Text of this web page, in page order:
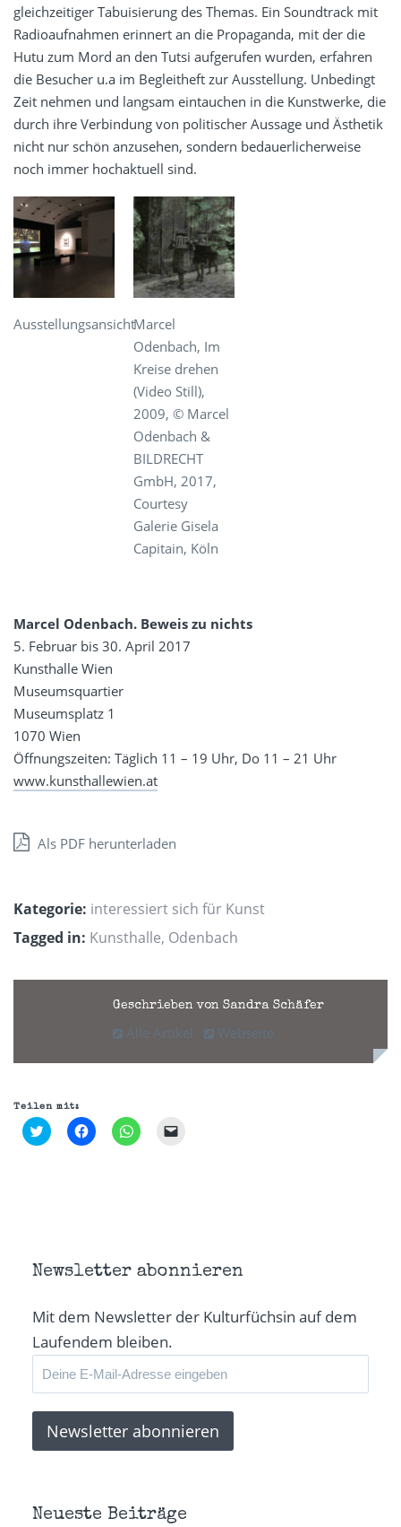
gleichzeitiger Tabuisierung des Themas. Ein Soundtrack mit
Radioaufnahmen erinnert an die Propaganda, mit der die
Hutu zum Mord an den Tutsi aufgerufen wurden, erfahren
die Besucher u.a im Begleitheft zur Ausstellung. Unbedingt
Zeit nehmen und langsam eintauchen in die Kunstwerke, die
durch ihre Verbindung von politischer Aussage und Ästhetik
nicht nur schön anzusehen, sondern bedauerlicherweise
noch immer hochaktuell sind.
AusstellungsansichtMarcel
Odenbach, Im
Kreise drehen
(Video Still),
2009, © Marcel
Odenbach &
BILDRECHT
GmbH, 2017,
Courtesy
Galerie Gisela
Capitain, Köln
Marcel Odenbach. Beweis zu nichts
5. Februar bis 30. April 2017
Kunsthalle Wien
Museumsquartier
Museumsplatz 1
1070 Wien
Öffnungszeiten: Täglich 11 – 19 Uhr, Do 11 – 21 Uhr
www.kunsthallewien.at
Als PDF herunterladen
Kategorie: interessiert sich für Kunst
Tagged in: Kunsthalle, Odenbach
Geschrieben von Sandra Schäfer
Alle Artikel Webseite
Teilen mit:
Klick,
um
Klick,
um
Klicken,
um
in
neuem
Newsletter abonnieren
Mit dem Newsletter der Kulturfüchsin auf dem
Laufendem bleiben.
Neueste Beiträge